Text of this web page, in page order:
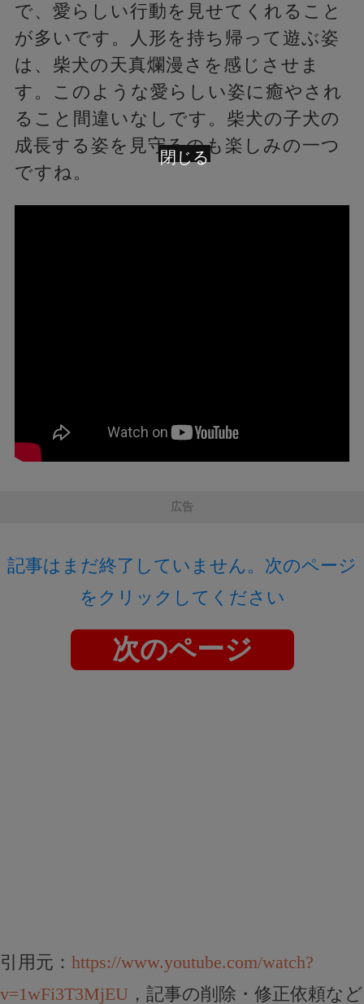
で、愛らしい行動を見せてくれること
が多いです。人形を持ち帰って遊ぶ姿
は、柴犬の天真爛漫さを感じさせま
す。このような愛らしい姿に癒やされ
ること間違いなしです。柴犬の子犬の
成長する姿を見守るのも楽しみの一つ
ですね。
広告
記事はまだ終了していません。次のページ
をクリックしてください
次のページ
引用元： https://www.youtube.com/watch?
v=1wFi3T3MjEU ，記事の削除・修正依頼など
閉じる